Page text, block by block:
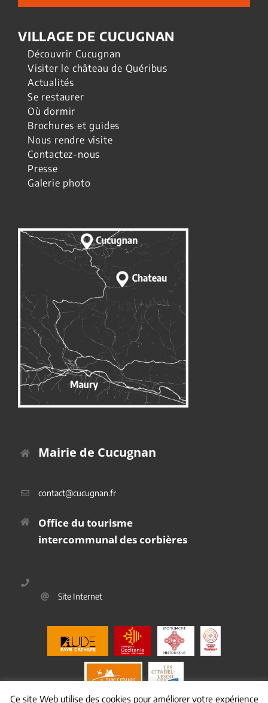
VILLAGE DE CUCUGNAN
Découvrir Cucugnan
Visiter le château de Quéribus
Actualités
Se restaurer
Où dormir
Brochures et guides
Nous rendre visite
Contactez-nous
Presse
Galerie photo
Mairie de Cucugnan
contact@cucugnan.fr
Office du tourisme
intercommunal des corbières
Site Internet
Ce site Web utilise des cookies pour améliorer votre expérience